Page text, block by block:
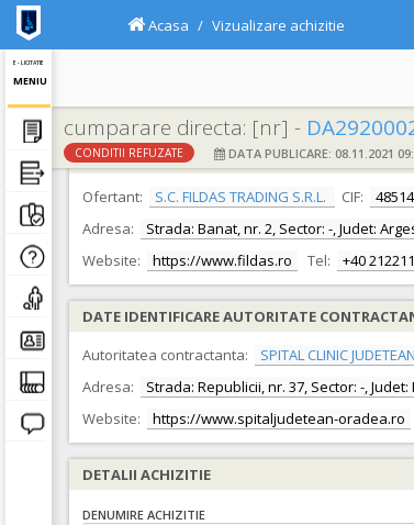
E - LICITATIE
MENIU
Acasa Vizualizare achizitie
cumparare directa: [nr] -
CONDITII REFUZATE DATA PUBLICARE: 08.11.2021
DATE IDENTIFICARE OFERTANT
Ofertant:
S.C. FILDAS TRADING S.R.L. CIF:
Adresa:
Strada: Banat, nr. 2, Sector: -, Judet:
Website:
https://www.fildas.ro Tel: +40
DATE IDENTIFICARE AUTORITATE
Autoritatea contractanta:
SPITAL CLINIC
Adresa:
Strada: Republicii, nr. 37, Sector: -,
Website:
https://www.spitaljudetean-oradea.ro
DETALII ACHIZITIE
DENUMIRE ACHIZITIE